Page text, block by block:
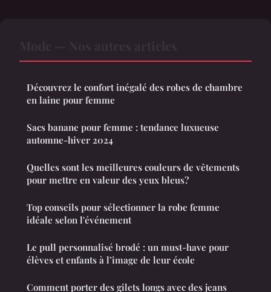
Découvrez le confort inégalé des robes de chambre
en laine pour femme
Sacs banane pour femme : tendance luxueuse
automne-hiver 2024
Quelles sont les meilleures couleurs de vêtements
pour mettre en valeur des yeux bleus?
Top conseils pour sélectionner la robe femme
idéale selon l'événement
Le pull personnalisé brodé : un must-have pour
élèves et enfants à l’image de leur école
Comment porter des gilets longs avec des jeans